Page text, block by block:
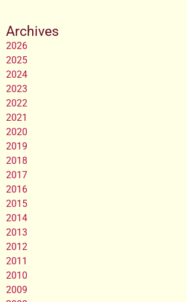
Archives
2026
2025
2024
2023
2022
2021
2020
2019
2018
2017
2016
2015
2014
2013
2012
2011
2010
2009